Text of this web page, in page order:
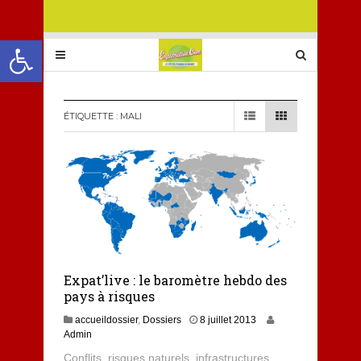
Ouvrir la barre d’outils
ÉTIQUETTE : MALI
Expat’live : le baromètre hebdo des
pays à risques
accueildossier, Dossiers 8 juillet 20131
Admin
Conflits, risques naturels, infrastructures